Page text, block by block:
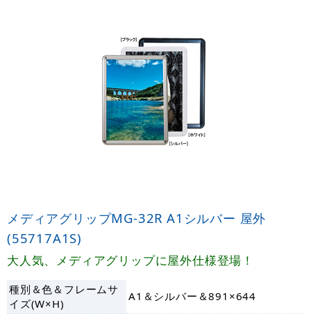
メディアグリップMG-32R A1シルバー 屋外
(55717A1S)
大人気、メディアグリップに屋外仕様登場！
種別＆色＆フレームサ
イズ(W×H)
A1＆シルバー＆891×644